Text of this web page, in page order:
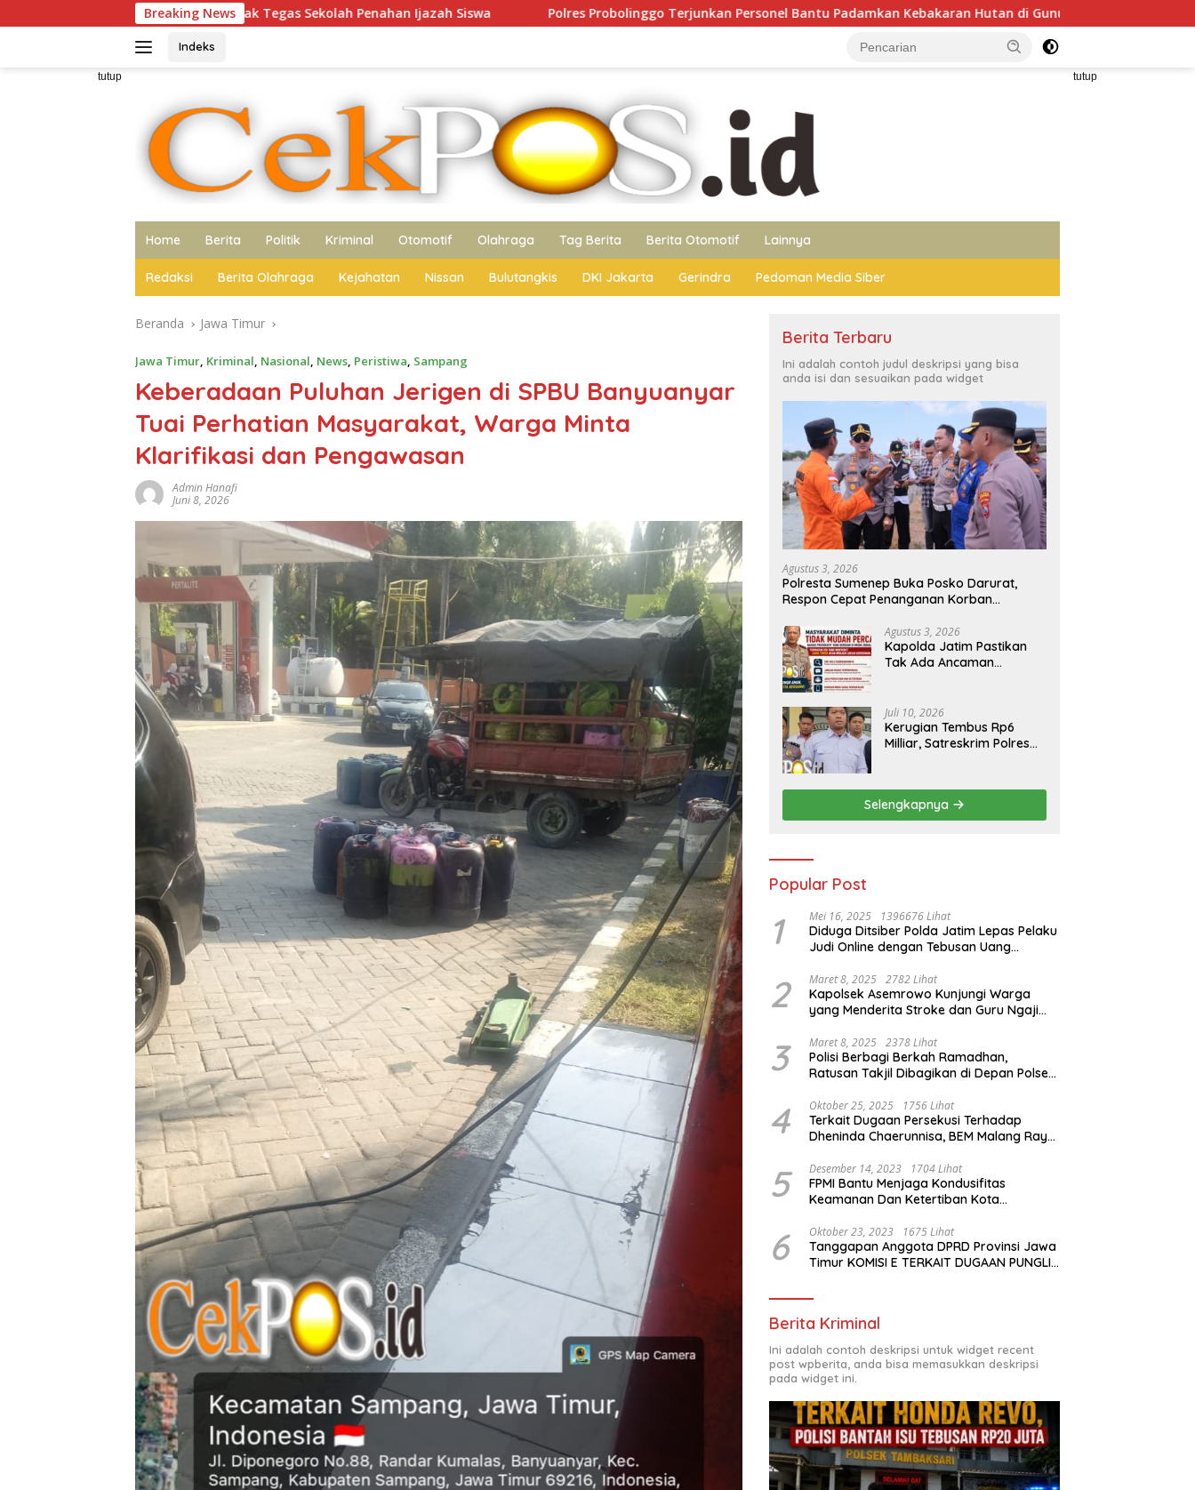
ke
Breaking News
Tindak Tegas Sekolah Penahan Ijazah Siswa Polres Probolinggo Terjunkan Personel Bantu Padamkan Kebakaran Hutan di Gunung Bromo Wakapolri Dorong
Indeks
tutup tutup
Home Berita Politik Kriminal Otomotif Olahraga Tag Berita Berita Otomotif Lainnya
Redaksi Berita Olahraga Kejahatan Nissan Bulutangkis DKI Jakarta Gerindra Pedoman Media Siber
Beranda Jawa Timur
Jawa Timur, Kriminal, Nasional, News, Peristiwa, Sampang
Keberadaan Puluhan Jerigen di SPBU Banyuanyar
Tuai Perhatian Masyarakat, Warga Minta
Klarifikasi dan Pengawasan
Admin Hanafi
Juni 8, 2026
Berita Terbaru
Ini adalah contoh judul deskripsi yang bisa
anda isi dan sesuaikan pada widget
Agustus 3, 2026
Polresta Sumenep Buka Posko Darurat,
Respon Cepat Penanganan Korban
Agustus 3, 2026
Kapolda Jatim Pastikan
Tak Ada Ancaman
Percaya Hoaks
Juli 10, 2026
Kerugian Tembus Rp6
Milliar, Satreskrim Polres
Arisan Bodong
Selengkapnya
Popular Post
1 Mei 16, 2025 1396676 Lihat
Diduga Ditsiber Polda Jatim Lepas Pelaku
Judi Online dengan Tebusan Uang
2 Maret 8, 2025 2782 Lihat
Kapolsek Asemrowo Kunjungi Warga
yang Menderita Stroke dan Guru Ngaji
3 Maret 8, 2025 2378 Lihat
Polisi Berbagi Berkah Ramadhan,
Ratusan Takjil Dibagikan di Depan Polsek
4 Oktober 25, 2025 1756 Lihat
Terkait Dugaan Persekusi Terhadap
Dheninda Chaerunnisa, BEM Malang Raya
5 Desember 14, 2023 1704 Lihat
FPMI Bantu Menjaga Kondusifitas
Keamanan Dan Ketertiban Kota
6 Oktober 23, 2023 1675 Lihat
Tanggapan Anggota DPRD Provinsi Jawa
Timur KOMISI E TERKAIT DUGAAN PUNGLI
Berita Kriminal
Ini adalah contoh deskripsi untuk widget recent
post wpberita, anda bisa memasukkan deskripsi
pada widget ini.